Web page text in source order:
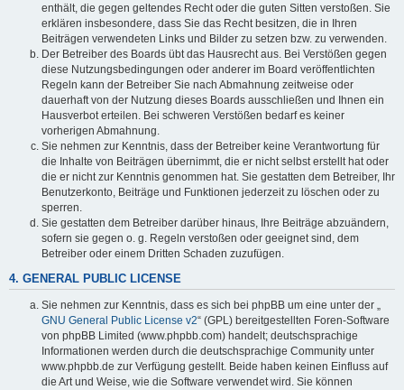
enthält, die gegen geltendes Recht oder die guten Sitten verstoßen. Sie
erklären insbesondere, dass Sie das Recht besitzen, die in Ihren
Beiträgen verwendeten Links und Bilder zu setzen bzw. zu verwenden.
Der Betreiber des Boards übt das Hausrecht aus. Bei Verstößen gegen
diese Nutzungsbedingungen oder anderer im Board veröffentlichten
Regeln kann der Betreiber Sie nach Abmahnung zeitweise oder
dauerhaft von der Nutzung dieses Boards ausschließen und Ihnen ein
Hausverbot erteilen. Bei schweren Verstößen bedarf es keiner
vorherigen Abmahnung.
Sie nehmen zur Kenntnis, dass der Betreiber keine Verantwortung für
die Inhalte von Beiträgen übernimmt, die er nicht selbst erstellt hat oder
die er nicht zur Kenntnis genommen hat. Sie gestatten dem Betreiber, Ihr
Benutzerkonto, Beiträge und Funktionen jederzeit zu löschen oder zu
sperren.
Sie gestatten dem Betreiber darüber hinaus, Ihre Beiträge abzuändern,
sofern sie gegen o. g. Regeln verstoßen oder geeignet sind, dem
Betreiber oder einem Dritten Schaden zuzufügen.
4. GENERAL PUBLIC LICENSE
Sie nehmen zur Kenntnis, dass es sich bei phpBB um eine unter der „
GNU General Public License v2“ (GPL) bereitgestellten Foren-Software
von phpBB Limited (www.phpbb.com) handelt; deutschsprachige
Informationen werden durch die deutschsprachige Community unter
www.phpbb.de zur Verfügung gestellt. Beide haben keinen Einfluss auf
die Art und Weise, wie die Software verwendet wird. Sie können